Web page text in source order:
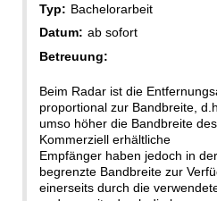
Typ: Bachelorarbeit
Datum: ab sofort
Betreuung:
Beim Radar ist die
proportional zur Bandbreite, d.h.
umso höher die Bandbreite
Kommerziell erhältliche
Empfänger haben jedoch in
begrenzte Bandbreite zur
einerseits durch die